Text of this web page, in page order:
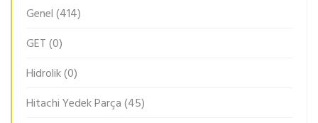
Genel(414)
GET(0)
Hidrolik(0)
Hitachi Yedek Parça(45)